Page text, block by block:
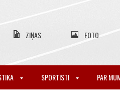
ZIŅAS FOTO
SPORTISTI PAR